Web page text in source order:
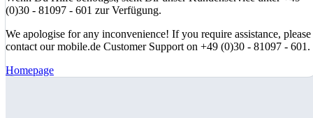
(0)30 - 81097 - 601 zur Verfügung.
We apologise for any inconvenience! If you require assistance, please
contact our mobile.de Customer Support on +49 (0)30 - 81097 - 601.
Homepage